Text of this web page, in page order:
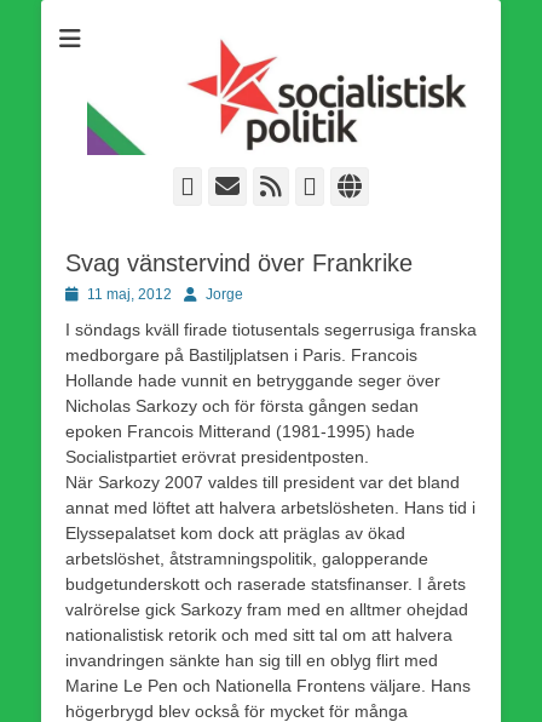
världsomfattande socialistiska Fjärde Internationalen och en viktig
tillgång i kampen för en socialistisk framtid!
Facebook
E-
Webbflöde
Instagram
Webbplats
Svag vänstervind över Frankrike
Publicerad
11 maj, 2012 Författare
Jorge
I söndags kväll firade tiotusentals segerrusiga franska
medborgare på Bastiljplatsen i Paris. Francois
Hollande hade vunnit en betryggande seger över
Nicholas Sarkozy och för första gången sedan
epoken Francois Mitterand (1981-1995) hade
Socialistpartiet erövrat presidentposten.
När Sarkozy 2007 valdes till president var det bland
annat med löftet att halvera arbetslösheten. Hans tid i
Elyssepalatset kom dock att präglas av ökad
arbetslöshet, åtstramningspolitik, galopperande
budgetunderskott och raserade statsfinanser. I årets
valrörelse gick Sarkozy fram med en alltmer ohejdad
nationalistisk retorik och med sitt tal om att halvera
invandringen sänkte han sig till en oblyg flirt med
Marine Le Pen och Nationella Frontens väljare. Hans
högerbrygd blev också för mycket för många